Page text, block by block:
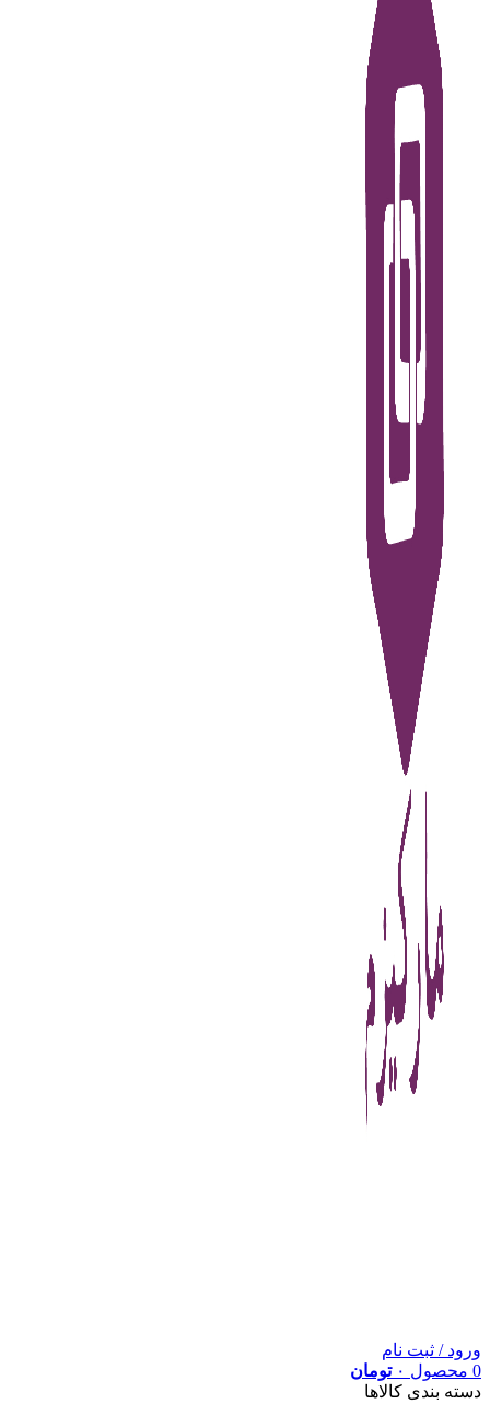
ورود / ثبت نام
0 محصول ۰ تومان
دسته بندی کالاها